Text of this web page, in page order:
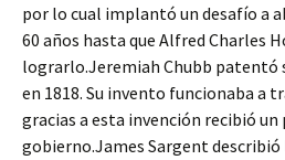
por lo cual implantó un desafío a
60 años hasta que Alfred Charles
lograrlo.Jeremiah Chubb patentó
en 1818. Su invento funcionaba a
gracias a esta invención recibió
gobierno.James Sargent